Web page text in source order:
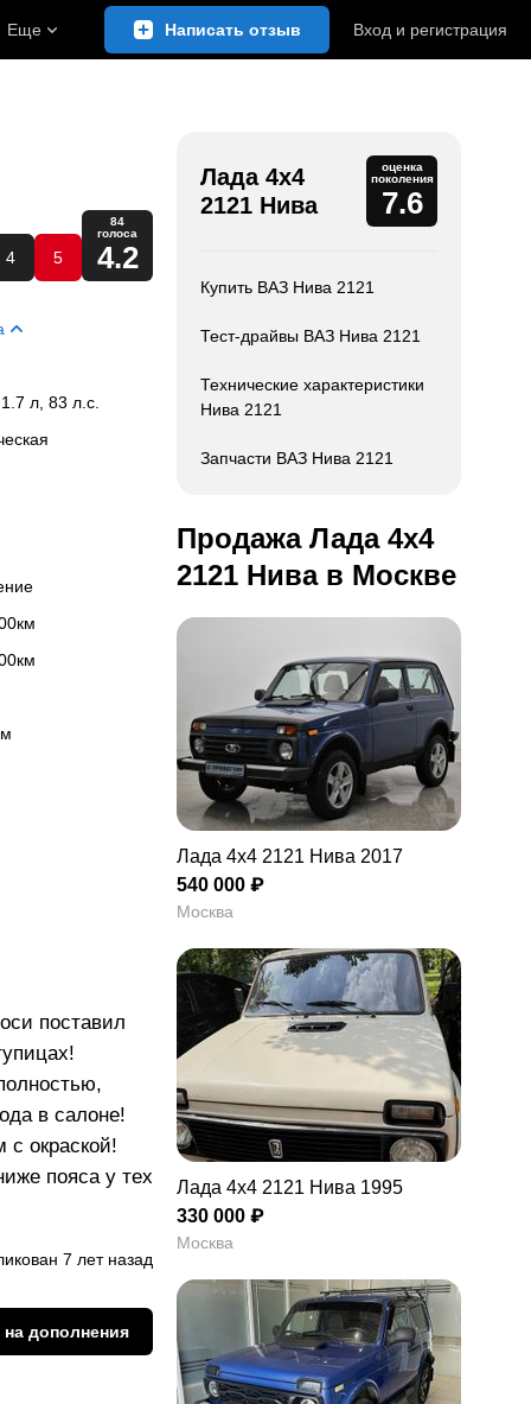
Еще Написать отзыв Вход и регистрация
4 5
84
голоса
4.2
1.7 л, 83 л.с.
поставил
в салоне!
окраской!
пояса у тех
7 лет назад
дополнения
Лада 4x4
2121 Нива
оценка
поколения
7.6
Купить ВАЗ Нива 2121
Тест-драйвы ВАЗ Нива 2121
Технические характеристики
Нива 2121
Запчасти ВАЗ Нива 2121
Продажа Лада 4x4
2121 Нива в Москве
Лада 4x4 2121 Нива 2017
540 000 ₽
Москва
Лада 4x4 2121 Нива 1995
330 000 ₽
Москва